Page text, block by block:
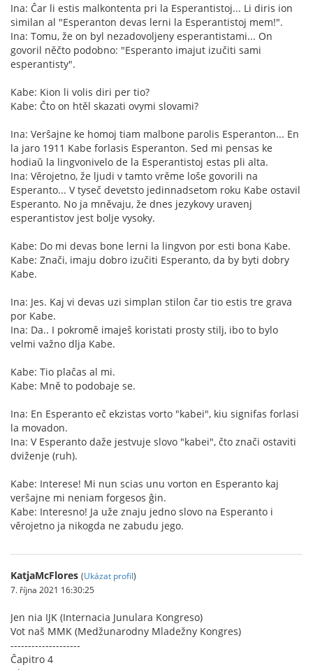
Ina: Ĉar li estis malkontenta pri la Esperantistoj... Li diris ion
similan al "Esperanton devas lerni la Esperantistoj mem!".
Ina: Tomu, že on byl nezadovoljeny esperantistami... On
govoril něčto podobno: "Esperanto imajut izučiti sami
esperantisty".
Kabe: Kion li volis diri per tio?
Kabe: Čto on htěl skazati ovymi slovami?
Ina: Verŝajne ke homoj tiam malbone parolis Esperanton... En
la jaro 1911 Kabe forlasis Esperanton. Sed mi pensas ke
hodiaŭ la lingvonivelo de la Esperantistoj estas pli alta.
Ina: Věrojetno, že ljudi v tamto vrěme loše govorili na
Esperanto... V tyseč devetsto jedinnadsetom roku Kabe ostavil
Esperanto. No ja mněvaju, že dnes jezykovy uravenj
esperantistov jest bolje vysoky.
Kabe: Do mi devas bone lerni la lingvon por esti bona Kabe.
Kabe: Znači, imaju dobro izučiti Esperanto, da by byti dobry
Kabe.
Ina: Jes. Kaj vi devas uzi simplan stilon ĉar tio estis tre grava
por Kabe.
Ina: Da.. I pokromě imaješ koristati prosty stilj, ibo to bylo
velmi važno dlja Kabe.
Kabe: Tio plaĉas al mi.
Kabe: Mně to podobaje se.
Ina: En Esperanto eĉ ekzistas vorto "kabei", kiu signifas forlasi
la movadon.
Ina: V Esperanto daže jestvuje slovo "kabei", čto znači ostaviti
dviženje (ruh).
Kabe: Interese! Mi nun scias unu vorton en Esperanto kaj
verŝajne mi neniam forgesos ĝin.
Kabe: Interesno! Ja uže znaju jedno slovo na Esperanto i
věrojetno ja nikogda ne zabudu jego.
KatjaMcFlores (Ukázat profil)
7. října 2021 16:30:25
Jen nia IJK (Internacia Junulara Kongreso)
Vot naš MMK (Medžunarodny Mladežny Kongres)
--------------------
Ĉapitro 4